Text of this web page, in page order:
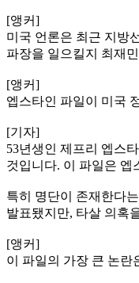
[앵커]
미국 언론은 최근 지방
파장을 일으킬지 최재
[앵커]
엡스타인 파일이 미국
[기자]
53년생인 제프리 엡스
것입니다. 이 파일은 엡
특히 명단이 존재한다
발표됐지만, 타살 의혹
[앵커]
이 파일의 가장 큰 논란